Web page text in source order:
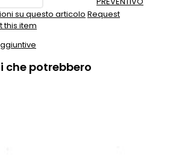
su questo articolo Request
this item
che potrebbero